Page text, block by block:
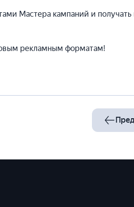
Мастера кампаний и
рекламным форматам!